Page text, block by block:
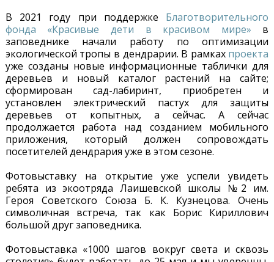
В 2021 году при поддержке Благотворительного
фонда «Красивые дети в красивом мире» в
заповеднике начали работу по оптимизации
экологической тропы в дендрарии. В рамках проекта
уже созданы новые информационные таблички для
деревьев и новый каталог растений на сайте;
сформирован сад-лабиринт, приобретен и
установлен электрический пастух для защиты
деревьев от копытных, а сейчас. А сейчас
продолжается работа над созданием мобильного
приложения, который должен сопровождать
посетителей дендрария уже в этом сезоне.
Фотовыставку на открытие уже успели увидеть
ребята из экоотряда Лаишевской школы №2 им.
Героя Советского Союза Б. К. Кузнецова. Очень
символичная встреча, так как Борис Кириллович
большой друг заповедника.
Фотовыставка «1000 шагов вокруг света и сквозь